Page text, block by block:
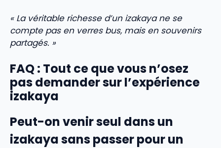
« La véritable richesse d’un izakaya ne se
compte pas en verres bus, mais en souvenirs
partagés. »
FAQ : Tout ce que vous n’osez
pas demander sur l’expérience
izakaya
Peut-on venir seul dans un
izakaya sans passer pour un